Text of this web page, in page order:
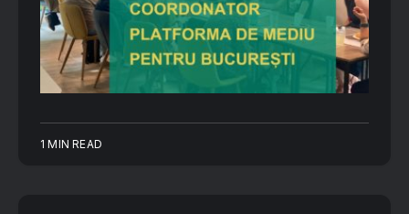
1 MIN READ